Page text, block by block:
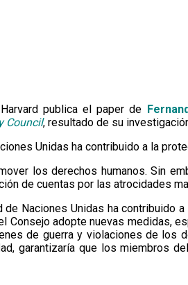
publica el paper de
Council, resultado de su
Unidas ha contribuido a la
los derechos humanos. Sin
de cuentas por las atrocidades
Naciones Unidas ha contribuido
adopte nuevas medidas,
de guerra y violaciones de los
garantizaría que los miembros